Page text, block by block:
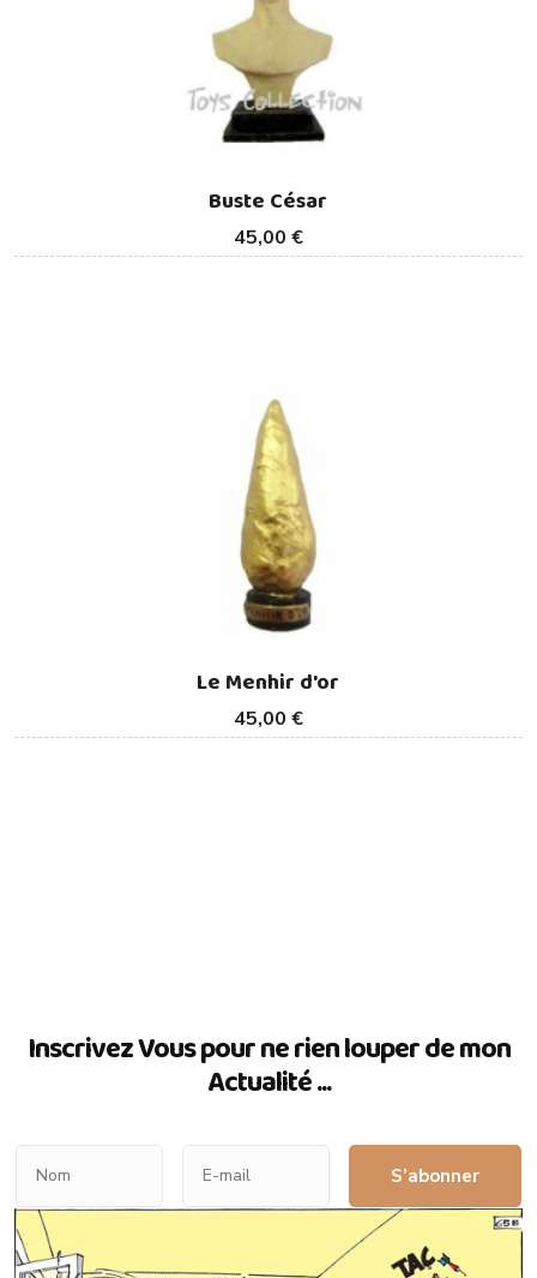
45,00 €
Buste César
45,00 €
Le Menhir d'or
Inscrivez Vous pour ne rien louper de mon
Actualité ...
S’abonner